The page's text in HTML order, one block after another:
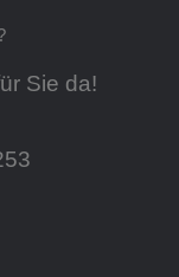
Sie da!